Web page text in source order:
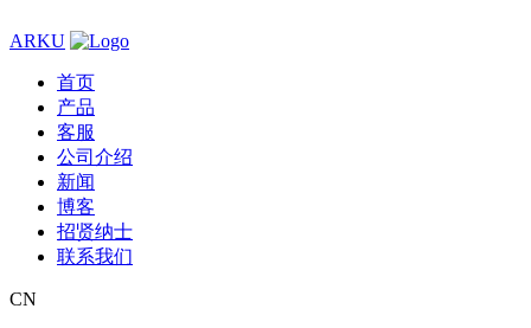
ARKU
首页
产品
客服
公司介绍
新闻
博客
招贤纳士
联系我们
CN